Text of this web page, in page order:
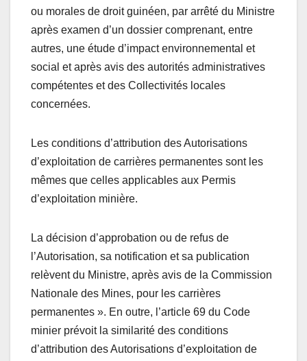
ou morales de droit guinéen, par arrêté du Ministre
après examen d’un dossier comprenant, entre
autres, une étude d’impact environnemental et
social et après avis des autorités administratives
compétentes et des Collectivités locales
concernées.
Les conditions d’attribution des Autorisations
d’exploitation de carrières permanentes sont les
mêmes que celles applicables aux Permis
d’exploitation minière.
La décision d’approbation ou de refus de
l’Autorisation, sa notification et sa publication
relèvent du Ministre, après avis de la Commission
Nationale des Mines, pour les carrières
permanentes ». En outre, l’article 69 du Code
minier prévoit la similarité des conditions
d’attribution des Autorisations d’exploitation de